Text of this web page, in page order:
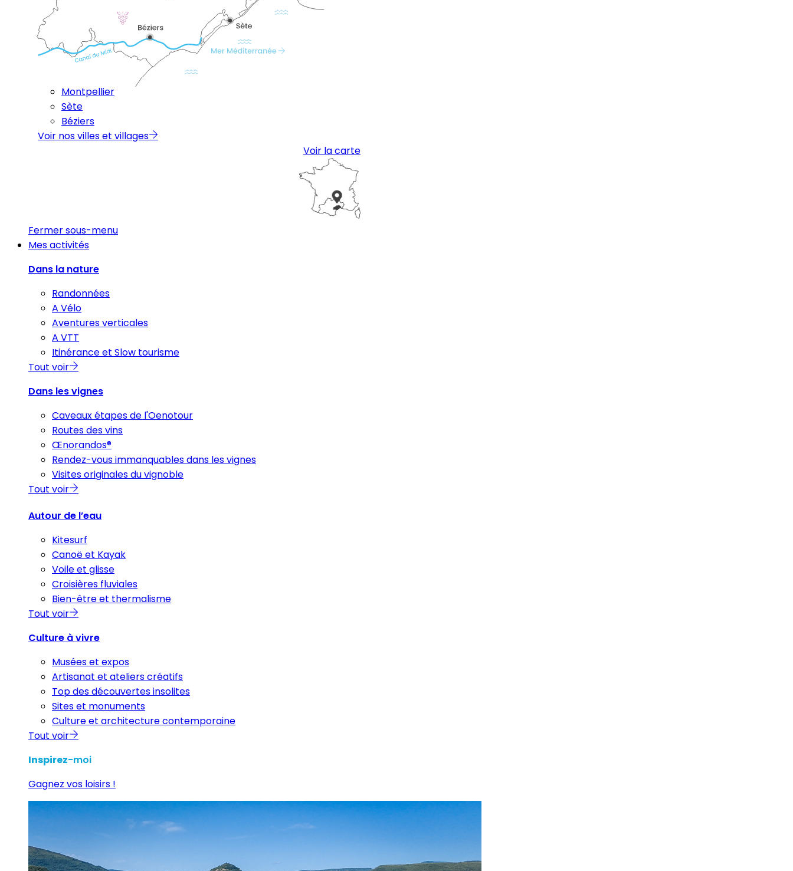
Montpellier
Sète
Béziers
Voir nos villes et villages
Voir la carte
Fermer sous-menu
Mes activités
Dans la nature
Randonnées
A Vélo
Aventures verticales
A VTT
Itinérance et Slow tourisme
Tout voir
Dans les vignes
Caveaux étapes de l'Oenotour
Routes des vins
Œnorandos®
Rendez-vous immanquables dans les vignes
Visites originales du vignoble
Tout voir
Autour de l’eau
Kitesurf
Canoë et Kayak
Voile et glisse
Croisières fluviales
Bien-être et thermalisme
Tout voir
Culture à vivre
Musées et expos
Artisanat et ateliers créatifs
Top des découvertes insolites
Sites et monuments
Culture et architecture contemporaine
Tout voir
Inspirez-moi
Gagnez vos loisirs !